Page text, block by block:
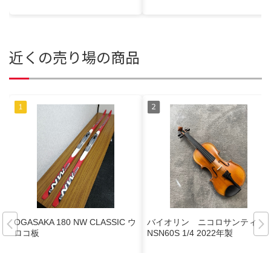
近くの売り場の商品
OGASAKA 180 NW CLASSIC ウ
ロコ板
バイオリン ニコロサンティ
NSN60S 1/4 2022年製